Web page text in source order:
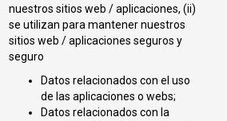
nuestros sitios web / aplicaciones, (ii)
se utilizan para mantener nuestros
sitios web / aplicaciones seguros y
seguro
Datos relacionados con el uso
de las aplicaciones o webs;
Datos relacionados con la